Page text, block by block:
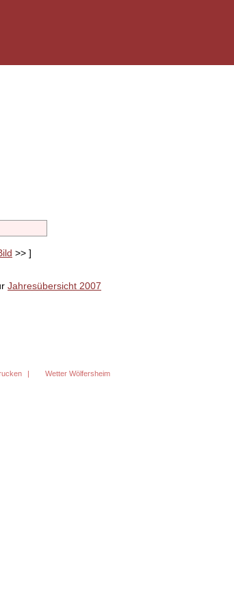
>> ]
Jahresübersicht 2007
| Wetter Wölfersheim